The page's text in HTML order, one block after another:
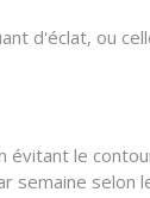
d'éclat, ou
évitant le
semaine